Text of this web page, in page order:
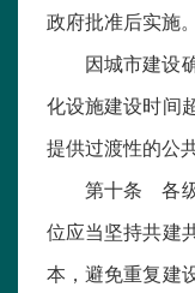
政府批准后实施。
因城市建设
化设施建设时间
提供过渡性的公
第十条 各
位应当坚持共建
本，避免重复建